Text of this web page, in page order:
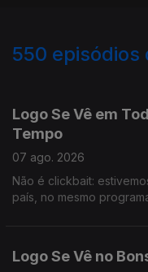
550 episódios
Logo Se Vê em
Tempo
07 ago. 2026
Não é clickbait:
país, no mesmo
Logo Se Vê no